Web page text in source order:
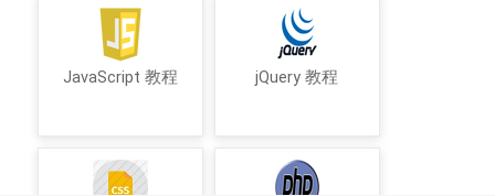
JavaScript 教程 jQuery 教程